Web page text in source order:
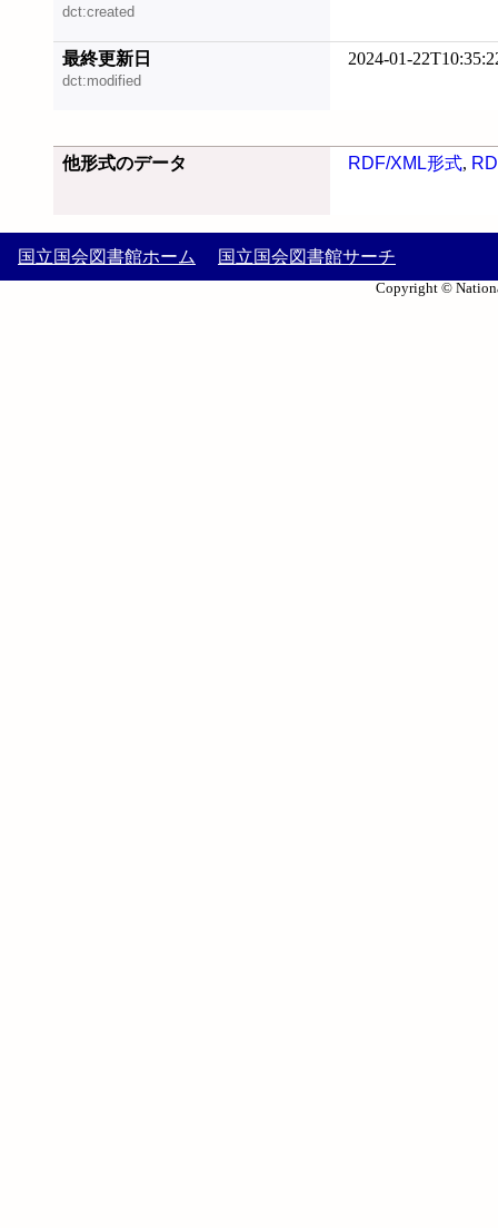
dct:created
最終更新日
dct:modified
2024-01-
他形式のデータ RDF/XML形式,
国立国会図書館ホーム 国立国会図書館サーチ
Copyright ©